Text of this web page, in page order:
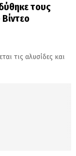
τους
τις αλυσίδες και